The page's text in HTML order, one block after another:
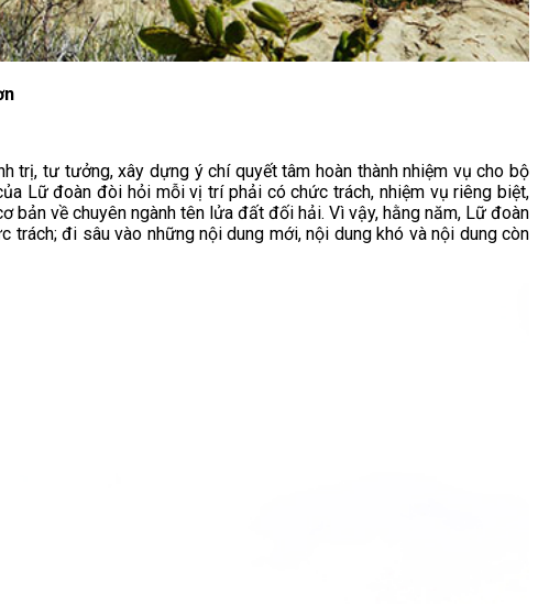
trị, tư tưởng, xây dựng ý chí quyết tâm hoàn thành nhiệm vụ cho bộ
Lữ đoàn đòi hỏi mỗi vị trí phải có chức trách, nhiệm vụ riêng biệt,
về chuyên ngành tên lửa đất đối hải. Vì vậy, hằng năm, Lữ đoàn
đi sâu vào những nội dung mới, nội dung khó và nội dung còn